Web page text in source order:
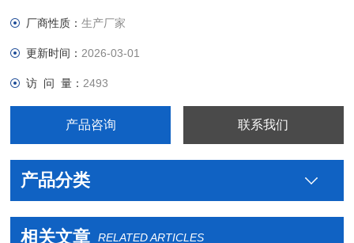
厂商性质：生产厂家
更新时间： 2026-03-01
访 问 量： 2493
产品咨询 联系我们
产品分类
相关文章 RELATED ARTICLES